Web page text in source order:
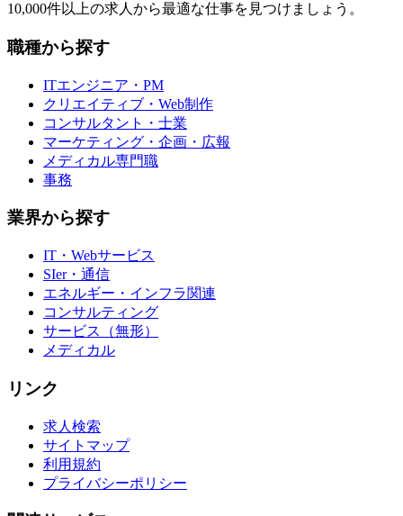
10,000件以上の求人から最適な仕事を見つけましょう。
職種から探す
ITエンジニア・PM
クリエイティブ・Web制作
コンサルタント・士業
マーケティング・企画・広報
メディカル専門職
事務
業界から探す
IT・Webサービス
SIer・通信
エネルギー・インフラ関連
コンサルティング
サービス（無形）
メディカル
リンク
求人検索
サイトマップ
利用規約
プライバシーポリシー